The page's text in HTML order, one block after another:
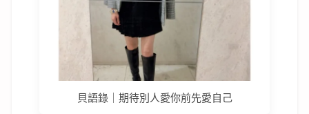
貝語錄｜期待別人愛你前先愛自己